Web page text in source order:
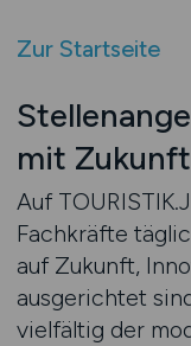
Zur Startseite
mit
Auf
Fachkräfte
auf Zukunft,
ausgerichtet
vielfältig der